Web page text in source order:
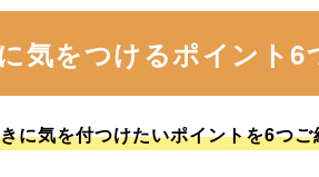
気をつけるポイント6
に気を付つけたいポイントを6つ